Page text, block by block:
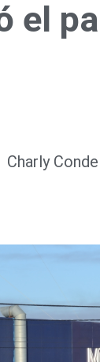
el
Charly Conde